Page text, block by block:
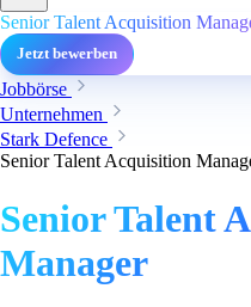
Senior Talent Acquisition
Jetzt bewerben
Jobbörse
Unternehmen
Stark Defence
Senior Talent Acquisition
Senior Talent
Manager